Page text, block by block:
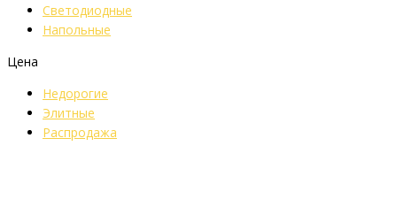
Светодиодные
Напольные
Цена
Недорогие
Элитные
Распродажа